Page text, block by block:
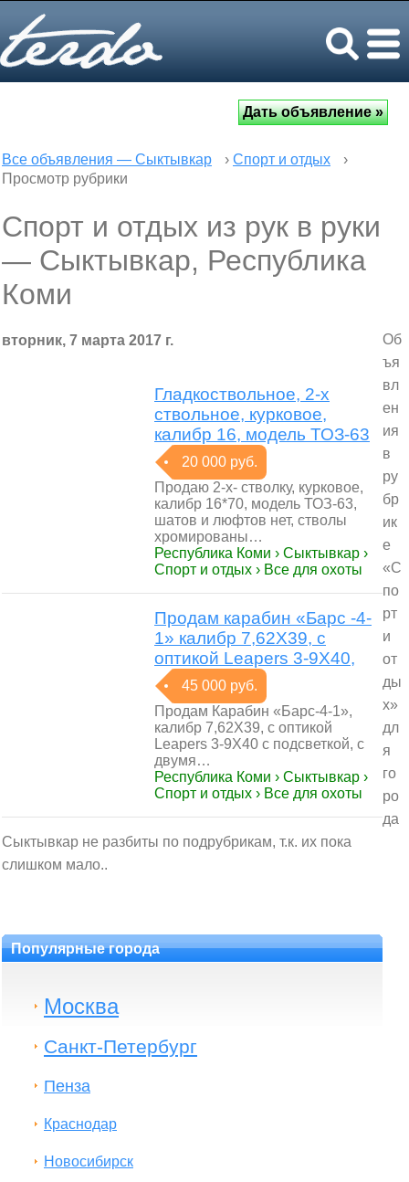
Все объявления — Сыктывкар › Спорт и отдых
›
Просмотр рубрики
Спорт и отдых из рук в руки
— Сыктывкар, Республика
Коми
вторник, 7 марта 2017 г.
Гладкоствольное, 2-х
ствольное, курковое,
калибр 16, модель ТОЗ-63
20 000 руб.
Продаю 2-х- стволку, курковое,
калибр 16*70, модель ТОЗ-63,
шатов и люфтов нет, стволы
хромированы…
Республика Коми › Сыктывкар ›
Спорт и отдых › Все для охоты
Продам карабин «Барс -4-
1» калибр 7,62Х39, с
оптикой Leapers 3-9Х40,
45 000 руб.
Продам Карабин «Барс-4-1»,
калибр 7,62Х39, с оптикой
Leapers 3-9Х40 с подсветкой, с
двумя…
Республика Коми › Сыктывкар ›
Спорт и отдых › Все для охоты
Об
ъя
вл
ен
ия
в
ру
бр
ик
е
«С
по
рт
и
от
ды
х»
дл
я
го
ро
да
Сыктывкар не разбиты по подрубрикам, т.к. их пока
слишком мало..
Популярные города
Москва
Санкт-Петербург
Пенза
Краснодар
Новосибирск